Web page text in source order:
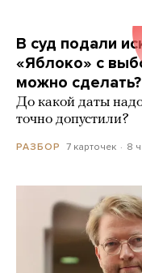
В суд подали
«Яблоко» с
можно сделать?
До какой даты
точно допустили?
РАЗБОР 7 карточек 8